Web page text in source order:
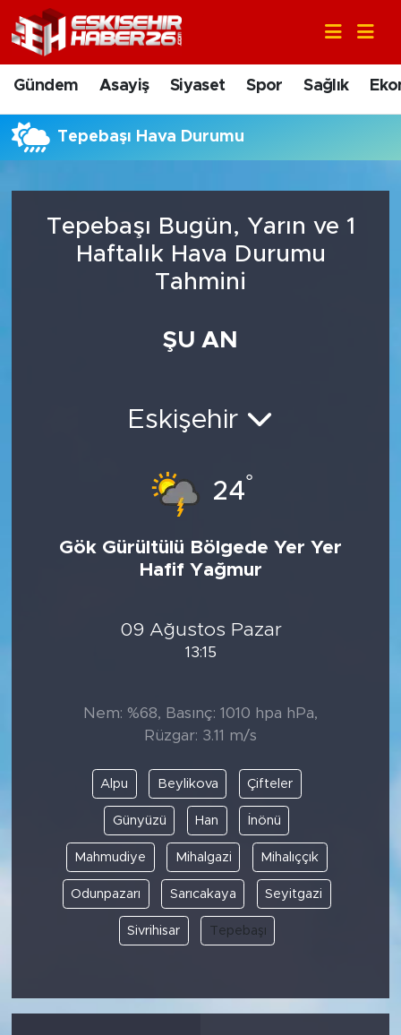
Gündem Asayiş Siyaset Spor Sağlık
Tepebaşı Hava Durumu
Tepebaşı Bugün, Yarın ve 1
Haftalık Hava Durumu
Tahmini
ŞU AN
Eskişehir
24°
Gök Gürültülü Bölgede Yer Yer
Hafif Yağmur
09 Ağustos Pazar
13:15
Nem: %68, Basınç: 1010 hpa hPa,
Rüzgar: 3.11 m/s
Alpu Beylikova Çifteler
Günyüzü Han İnönü
Mahmudiye Mihalgazi Mihalıççık
Odunpazarı Sarıcakaya Seyitgazi
Sivrihisar Tepebaşı
Gündem
Asayiş
Siyaset
Sağlık
Nöbetçi Eczaneler
Hava Durumu
Trafik Durumu
Tüm Manşetler